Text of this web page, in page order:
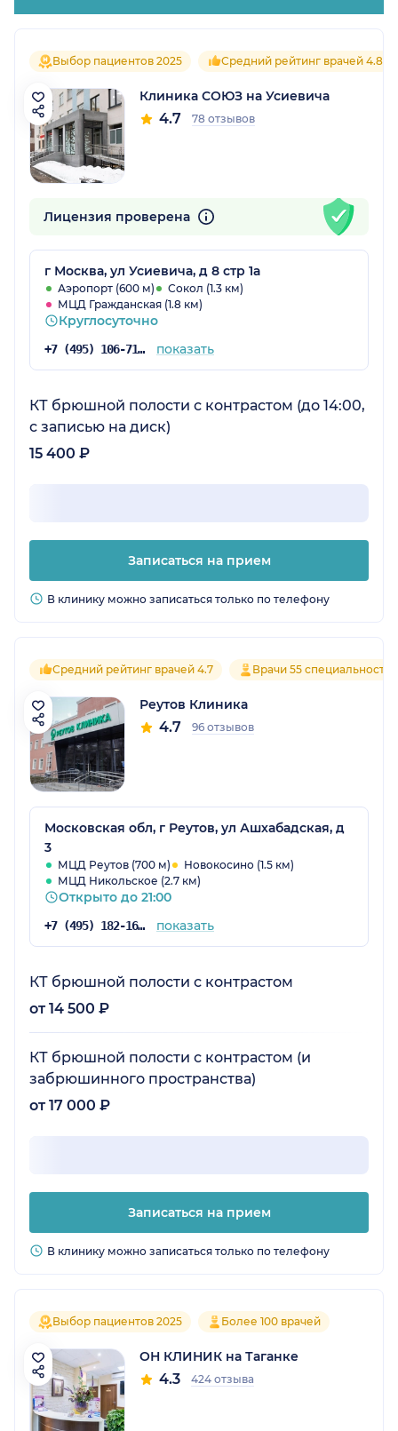
Выбор пациентов 2025 Средний рейтинг врачей 4.8
Клиника СОЮЗ на Усиевича
4.7 78 отзывов
Лицензия проверена
г Москва, ул Усиевича, д 8 стр 1а
Аэропорт (600 м)
Сокол (1.3 км)
МЦД Гражданская (1.8 км)
Круглосуточно
+7 (495) 106-71-28 показать
КТ брюшной полости с контрастом (до 14:00,
с записью на диск)
15 400 ₽
Записаться на прием
В клинику можно записаться только по телефону
Средний рейтинг врачей 4.7 Врачи 55 специальностей
Реутов Клиника
4.7 96 отзывов
Московская обл, г Реутов, ул Ашхабадская, д
3
МЦД Реутов (700 м)
Новокосино (1.5 км)
МЦД Никольское (2.7 км)
Открыто до 21:00
+7 (495) 182-16-82 показать
КТ брюшной полости с контрастом
от 14 500 ₽
КТ брюшной полости с контрастом (и
забрюшинного пространства)
от 17 000 ₽
Записаться на прием
В клинику можно записаться только по телефону
Выбор пациентов 2025 Более 100 врачей
ОН КЛИНИК на Таганке
4.3 424 отзыва